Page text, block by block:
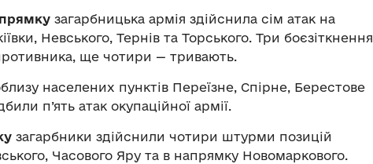
загарбницька армія здійснила сім атак на
Невського, Тернів та Торського. Три боєзіткнення
ще чотири — тривають.
населених пунктів Переїзне, Спірне, Берестове
п’ять атак окупаційної армії.
загарбники здійснили чотири штурми позицій
Часового Яру та в напрямку Новомаркового.